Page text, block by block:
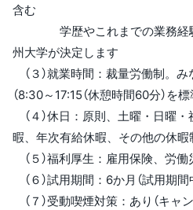
含む
学歴やこれまでの業務経験
州大学が決定します
（３）就業時間：裁量労働制。
（8:30～17:15（休憩時間60分）を
（４）休日：原則、土曜・日曜
暇、年次有給休暇、その他の休暇
（５）福利厚生：雇用保険、労
（６）試用期間：6か月（試用期
（７）受動喫煙対策：あり（キャ